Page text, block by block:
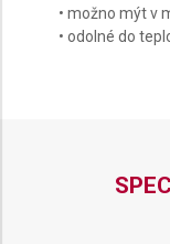
• možno mýt v
• odolné do